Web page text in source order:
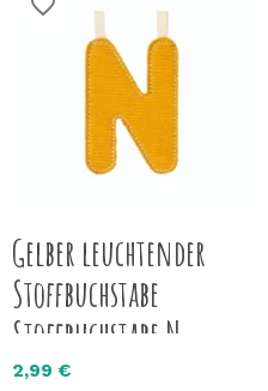
Gelber leuchtender
Stoffbuchstabe
Stoffbuchstabe N
2,99 €